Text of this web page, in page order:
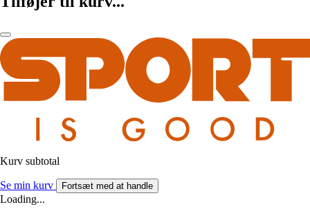
Kurv subtotal
Se min kurv Fortsæt med at handle
Loading...